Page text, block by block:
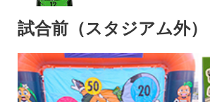
試合前（スタジアム外）